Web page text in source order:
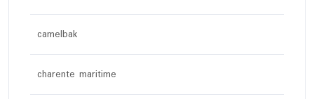
camelbak
charente maritime